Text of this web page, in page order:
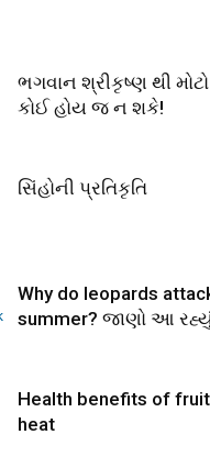
ભગવાન શ્રીકૃષ્ણ થી
કોઈ હોય જ ન શકે!
સિંહોની પ્રતિકૃતિ
Why do leopards
summer? જાણો આ
Health benefits of
heat